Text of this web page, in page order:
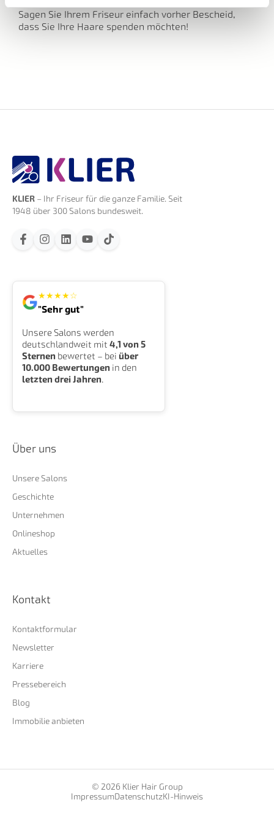
Sagen Sie Ihrem Friseur einfach vorher Bescheid,
dass Sie Ihre Haare spenden möchten!
KLIER – Ihr Friseur für die ganze Familie. Seit
1948 über 300 Salons bundesweit.
★★★★☆
"Sehr gut"
Unsere Salons werden
deutschlandweit mit 4,1 von 5
Sternen bewertet – bei über
10.000 Bewertungen in den
letzten drei Jahren.
Über uns
Unsere Salons
Geschichte
Unternehmen
Onlineshop
Aktuelles
Kontakt
Kontaktformular
Newsletter
Karriere
Pressebereich
Blog
Immobilie anbieten
© 2026 Klier Hair Group
ImpressumDatenschutzKI-Hinweis